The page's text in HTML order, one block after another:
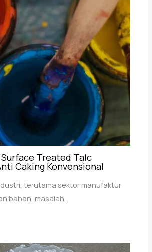
Surface Treated Talc
Caking Konvensional
terutama sektor manufaktur
bahan, masalah…